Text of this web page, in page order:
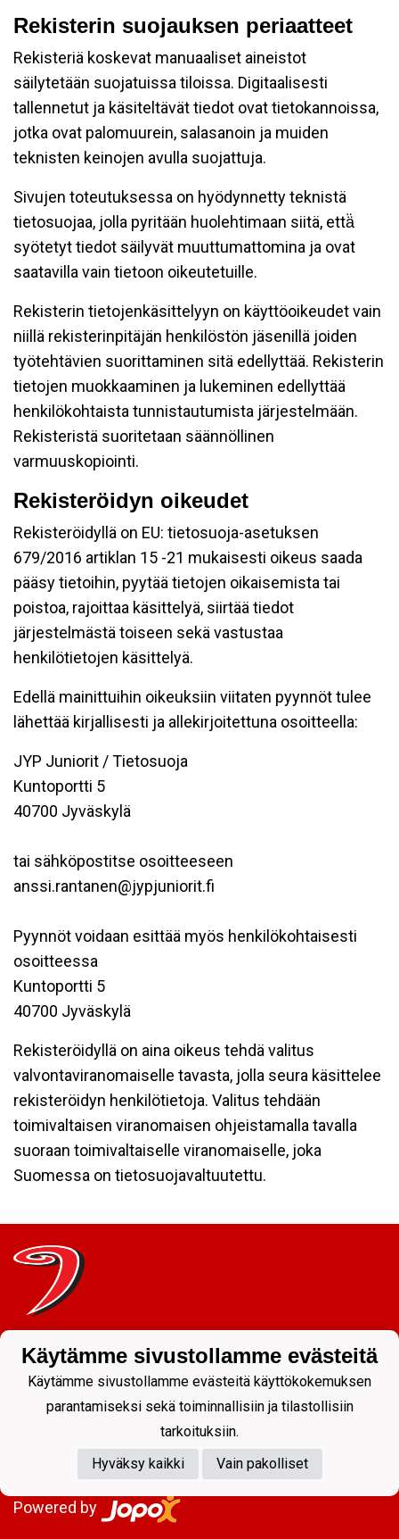
Rekisterin suojauksen periaatteet
Rekisteriä koskevat manuaaliset aineistot
säilytetään suojatuissa tiloissa. Digitaalisesti
tallennetut ja käsiteltävät tiedot ovat tietokannoissa,
jotka ovat palomuurein, salasanoin ja muiden
teknisten keinojen avulla suojattuja.
Sivujen toteutuksessa on hyödynnetty teknistä
tietosuojaa, jolla pyritään huolehtimaan siitä, että̈
syötetyt tiedot säilyvät muuttumattomina ja ovat
saatavilla vain tietoon oikeutetuille.
Rekisterin tietojenkäsittelyyn on käyttöoikeudet vain
niillä rekisterinpitäjän henkilöstön jäsenillä joiden
työtehtävien suorittaminen sitä edellyttää. Rekisterin
tietojen muokkaaminen ja lukeminen edellyttää
henkilökohtaista tunnistautumista järjestelmään.
Rekisteristä suoritetaan säännöllinen
varmuuskopiointi.
Rekisteröidyn oikeudet
Rekisteröidyllä on EU: tietosuoja-asetuksen
679/2016 artiklan 15 -21 mukaisesti oikeus saada
pääsy tietoihin, pyytää tietojen oikaisemista tai
poistoa, rajoittaa käsittelyä, siirtää tiedot
järjestelmästä toiseen sekä vastustaa
henkilötietojen käsittelyä.
Edellä mainittuihin oikeuksiin viitaten pyynnöt tulee
lähettää kirjallisesti ja allekirjoitettuna osoitteella:
JYP Juniorit / Tietosuoja
Kuntoportti 5
40700 Jyväskylä
tai sähköpostitse osoitteeseen
anssi.rantanen@jypjuniorit.fi
Pyynnöt voidaan esittää myös henkilökohtaisesti
osoitteessa
Kuntoportti 5
40700 Jyväskylä
Rekisteröidyllä on aina oikeus tehdä valitus
valvontaviranomaiselle tavasta, jolla seura käsittelee
rekisteröidyn henkilötietoja. Valitus tehdään
toimivaltaisen viranomaisen ohjeistamalla tavalla
suoraan toimivaltaiselle viranomaiselle, joka
Suomessa on tietosuojavaltuutettu.
JYP Juniorit ry
Kuntoportti 5 | 40700 JYVÄSKYLÄ |
Powered by
Käytämme sivustollamme evästeitä
Käytämme sivustollamme evästeitä käyttökokemuksen
parantamiseksi sekä toiminnallisiin ja tilastollisiin
tarkoituksiin.
Hyväksy kaikki
Vain pakolliset